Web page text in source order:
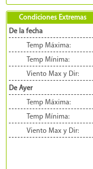
Condiciones Extremas
De la fecha
Temp Máxima:
Temp Mínima:
Viento Max y Dir:
De Ayer
Temp Máxima:
Temp Mínima:
Viento Max y Dir: